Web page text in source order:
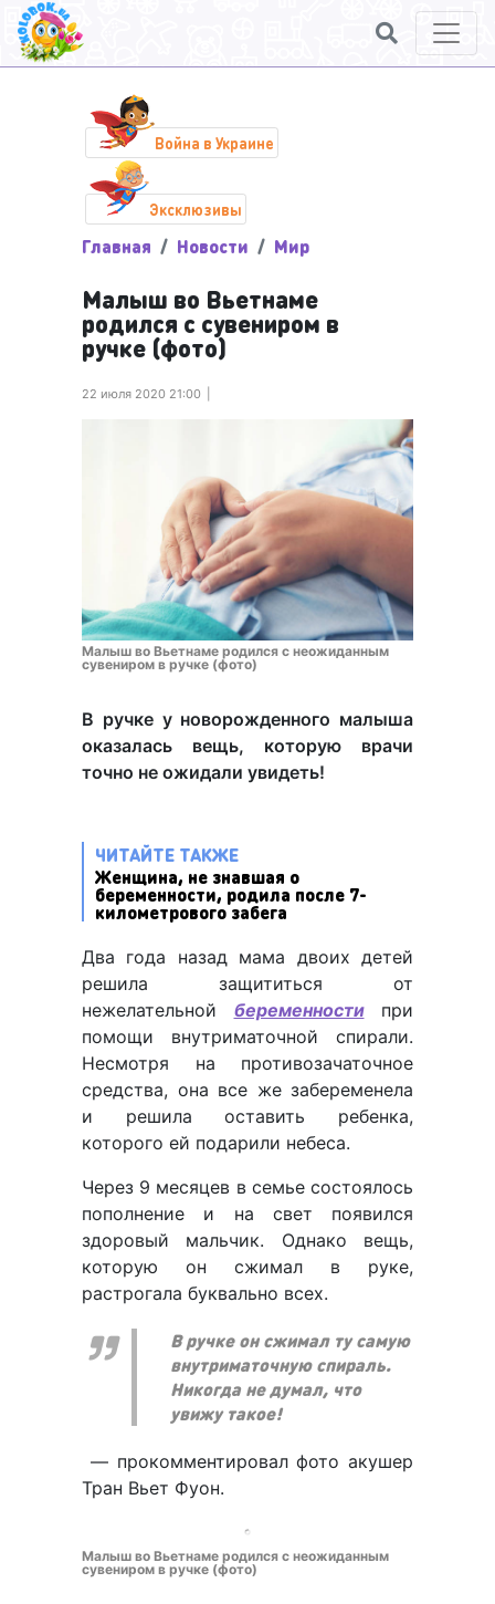
Война в Украине
Эксклюзивы
Главная Новости Мир
Малыш во Вьетнаме
родился с сувениром в
ручке (фото)
22 июля 2020 21:00
Малыш во Вьетнаме родился с неожиданным
сувениром в ручке (фото)
В ручке у новорожденного малыша
оказалась вещь, которую врачи
точно не ожидали увидеть!
ЧИТАЙТЕ ТАКЖЕ
Женщина, не знавшая о
беременности, родила после 7-
километрового забега
Два года назад мама двоих детей
решила защититься от
нежелательной беременностипри
помощи внутриматочной спирали.
Несмотря на противозачаточное
средства, она все же забеременела
и решила оставить ребенка,
которого ей подарили небеса.
Через 9 месяцев в семье состоялось
пополнение и на свет появился
здоровый мальчик. Однако вещь,
которую он сжимал в руке,
растрогала буквально всех.
В ручке он сжимал ту самую
внутриматочную спираль.
Никогда не думал, что
увижу такое!
— прокомментировал фото акушер
Тран Вьет Фуон.
Малыш во Вьетнаме родился с неожиданным
сувениром в ручке (фото)